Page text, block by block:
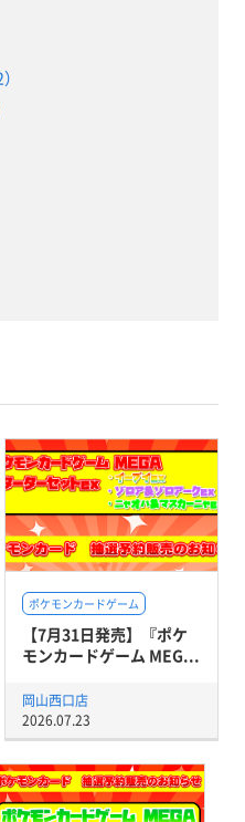
ポケモンカードゲーム
【7月31日発売】『ポケ
モンカードゲーム MEG...
岡山西口店
2026.07.23